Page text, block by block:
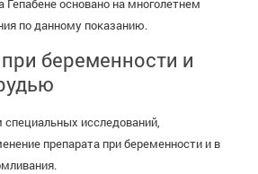
Гепабене основано на многолетнем
по данному показанию.
беременности и
специальных исследований,
препарата при беременности и в